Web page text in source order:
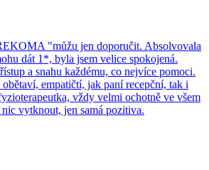
"můžu jen doporučit. Absolvovala
dát 1*, byla jsem velice spokojená.
a snahu každému, co nejvíce pomoci.
empatičtí, jak paní recepční, tak i
vždy velmi ochotně ve všem
vytknout, jen samá pozitiva.